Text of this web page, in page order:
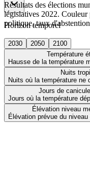
Horizon temporel
2030 2050
2100
Température
Hausse de la température
Nuits
Nuits où la température ne
Jours de canicule
Jours où la température
Élévation niveau
Élévation prévue du
Résultats des élections
législatives 2022.
politique, taux